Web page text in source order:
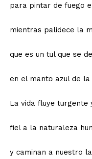
para pintar de fuego
mientras palidece la
que es un tul que se
en el manto azul de la
La vida fluye turgente
fiel a la naturaleza
y caminan a nuestro